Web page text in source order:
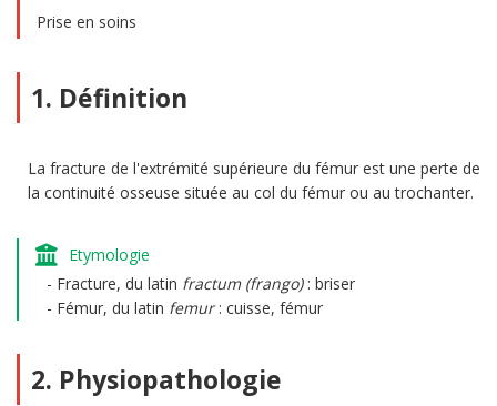
Prise en soins
1. Définition
La fracture de l'extrémité supérieure du fémur est une perte de
la continuité osseuse située au col du fémur ou au trochanter.
Etymologie
Fracture, du latin fractum (frango): briser
Fémur, du latin femur: cuisse, fémur
2. Physiopathologie